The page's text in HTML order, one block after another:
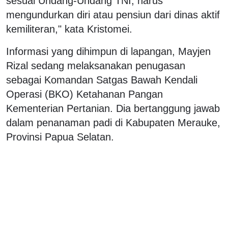
mengundurkan diri atau pensiun dari dinas aktif
kemiliteran," kata Kristomei.
Informasi yang dihimpun di lapangan, Mayjen
Rizal sedang melaksanakan penugasan
sebagai Komandan Satgas Bawah Kendali
Operasi (BKO) Ketahanan Pangan
Kementerian Pertanian. Dia bertanggung jawab
dalam penanaman padi di Kabupaten Merauke,
Provinsi Papua Selatan.